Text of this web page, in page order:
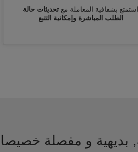
استمتع بشفافية المعاملة مع تحديثات حالة
الطلب المباشرة وإمكانية التتبع